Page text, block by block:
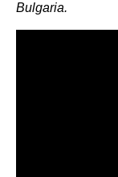
Bulgaria.